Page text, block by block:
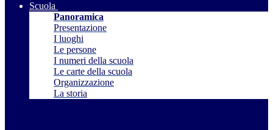
Scuola
Panoramica
Presentazione
I luoghi
Le persone
I numeri della scuola
Le carte della scuola
Organizzazione
La storia